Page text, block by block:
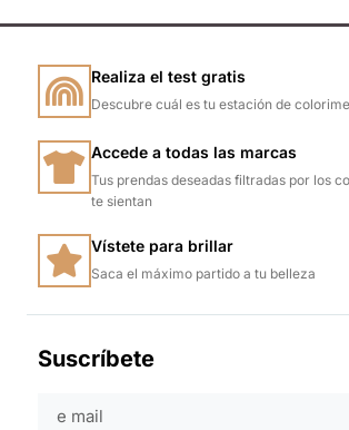
Realiza el test gratis
Descubre cuál es tu estación de
Accede a todas las marcas
Tus prendas deseadas filtradas por los
te sientan
Vístete para brillar
Saca el máximo partido a tu belleza
Suscríbete